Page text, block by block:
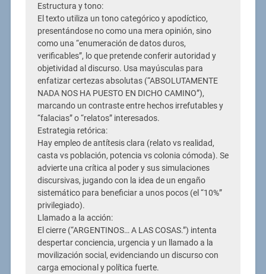
Estructura y tono:
El texto utiliza un tono categórico y apodíctico,
presentándose no como una mera opinión, sino
como una “enumeración de datos duros,
verificables”, lo que pretende conferir autoridad y
objetividad al discurso. Usa mayúsculas para
enfatizar certezas absolutas (“ABSOLUTAMENTE
NADA NOS HA PUESTO EN DICHO CAMINO”),
marcando un contraste entre hechos irrefutables y
“falacias” o “relatos” interesados.
Estrategia retórica:
Hay empleo de antítesis clara (relato vs realidad,
casta vs población, potencia vs colonia cómoda). Se
advierte una crítica al poder y sus simulaciones
discursivas, jugando con la idea de un engaño
sistemático para beneficiar a unos pocos (el “10%”
privilegiado).
Llamado a la acción:
El cierre (“ARGENTINOS… A LAS COSAS.”) intenta
despertar conciencia, urgencia y un llamado a la
movilización social, evidenciando un discurso con
carga emocional y política fuerte.